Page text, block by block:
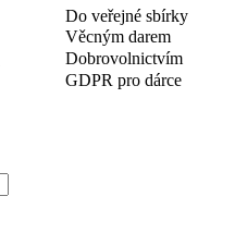
Do veřejné sbírky
Věcným darem
Dobrovolnictvím
GDPR pro dárce